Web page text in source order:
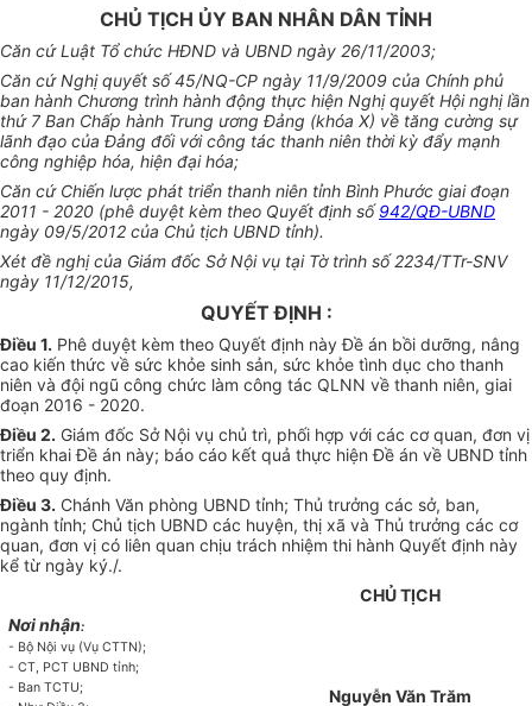
CHỦ TỊCH ỦY BAN NHÂN DÂN TỈNH
Căn cứ Luật Tổ chức HĐND và UBND ngày 26/11/2003;
Căn cứ Nghị quyết số 45/NQ-CP ngày 11/9/2009 của Chính phủ
ban hành Chương trình hành động thực hiện Nghị quyết Hội nghị lần
thứ 7 Ban Chấp hành Trung ương Đảng (khóa X) về tăng cường sự
lãnh đạo của Đảng đối với công tác thanh niên thời kỳ đẩy mạnh
công nghiệp hóa, hiện đại hóa;
Căn cứ Chiến lược phát triển thanh niên tỉnh Bình Phước giai đoạn
2011 - 2020 (phê duyệt kèm theo Quyết định số942/QĐ-UBND
ngày 09/5/2012 của Chủ tịch UBND tỉnh).
Xét đề nghị của Giám đốc SởNội vụ tại Tờ trình số 2234/TTr-SNV
ngày 11/12/2015,
QUYẾT ĐỊNH :
Điều 1. Phê duyệt kèm theo Quyết định này Đề án bồi dưỡng, nâng
cao kiến thức về sức khỏe sinh sản, sức khỏe tình dục cho thanh
niên và đội ngũ công chức làm công tác QLNN về thanh niên, giai
đoạn 2016 - 2020.
Điều 2. Giám đốc Sở Nội vụ chủ trì, phối hợp với các cơ quan, đơn vị
triển khai Đề án này; báo cáo kết quả thực hiện Đề án về UBND tỉnh
theo quy định.
Điều 3. Chánh Văn phòng UBND tỉnh; Thủ trưởng các sở, ban,
ngành tỉnh; Chủ tịch UBND các huyện, thị xã và Thủ trưởng các cơ
quan, đơn vị có liên quan chịu trách nhiệm thi hành Quyết định này
kể từ ngày ký./.
Nơi nhận:
- Bộ Nội vụ (Vụ CTTN);
-CT, PCT UBND tỉnh;
- Ban TCTU;
CHỦ TỊCH
Nguyễn Văn Trăm